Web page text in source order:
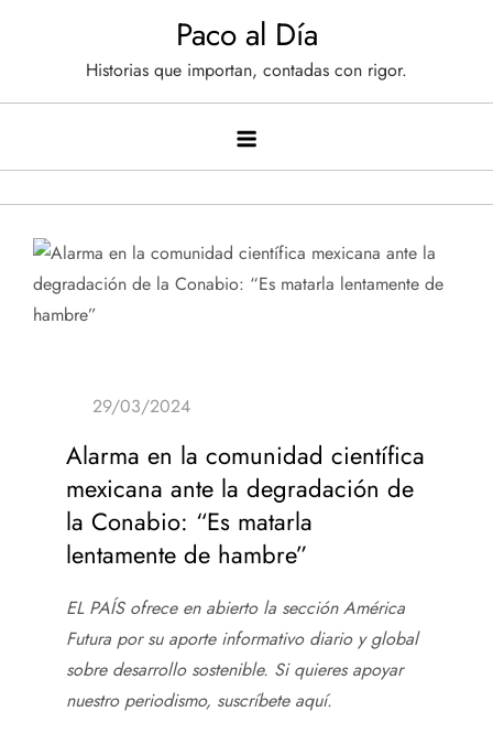
Paco al Día
Historias que importan, contadas con rigor.
Alarma en la comunidad científica
mexicana ante la degradación de
la Conabio: “Es matarla
lentamente de hambre”
EL PAÍS ofrece en abierto la sección América
Futura por su aporte informativo diario y global
sobre desarrollo sostenible. Si quieres apoyar
nuestro periodismo, suscríbete aquí.